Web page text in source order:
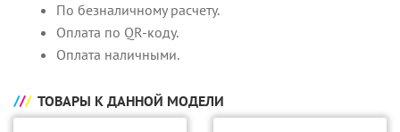
По безналичному расчету.
Оплата по QR-коду.
Оплата наличными.
ТОВАРЫ К ДАННОЙ МОДЕЛИ